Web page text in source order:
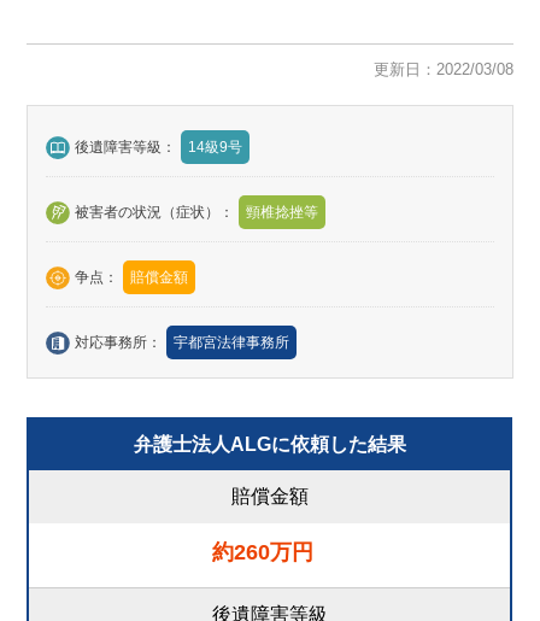
更新日：2022/03/08
後遺障害等級： 14級9号
被害者の状況（症状）： 頸椎捻挫等
争点： 賠償金額
対応事務所： 宇都宮法律事務所
弁護士法人ALGに依頼した結果
賠償金額
約260万円
後遺障害等級